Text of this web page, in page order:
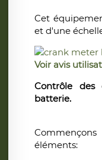
Cet
et d'une
Voir avis
Contrôle des
batterie.
éléments: